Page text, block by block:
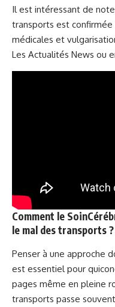
Il est intéressant de
transports est confirmée
médicales et
Les Actualités News ou
Comment le
le mal des transports ?
Penser à une approche
est essentiel pour
pages même en pleine
transports passe